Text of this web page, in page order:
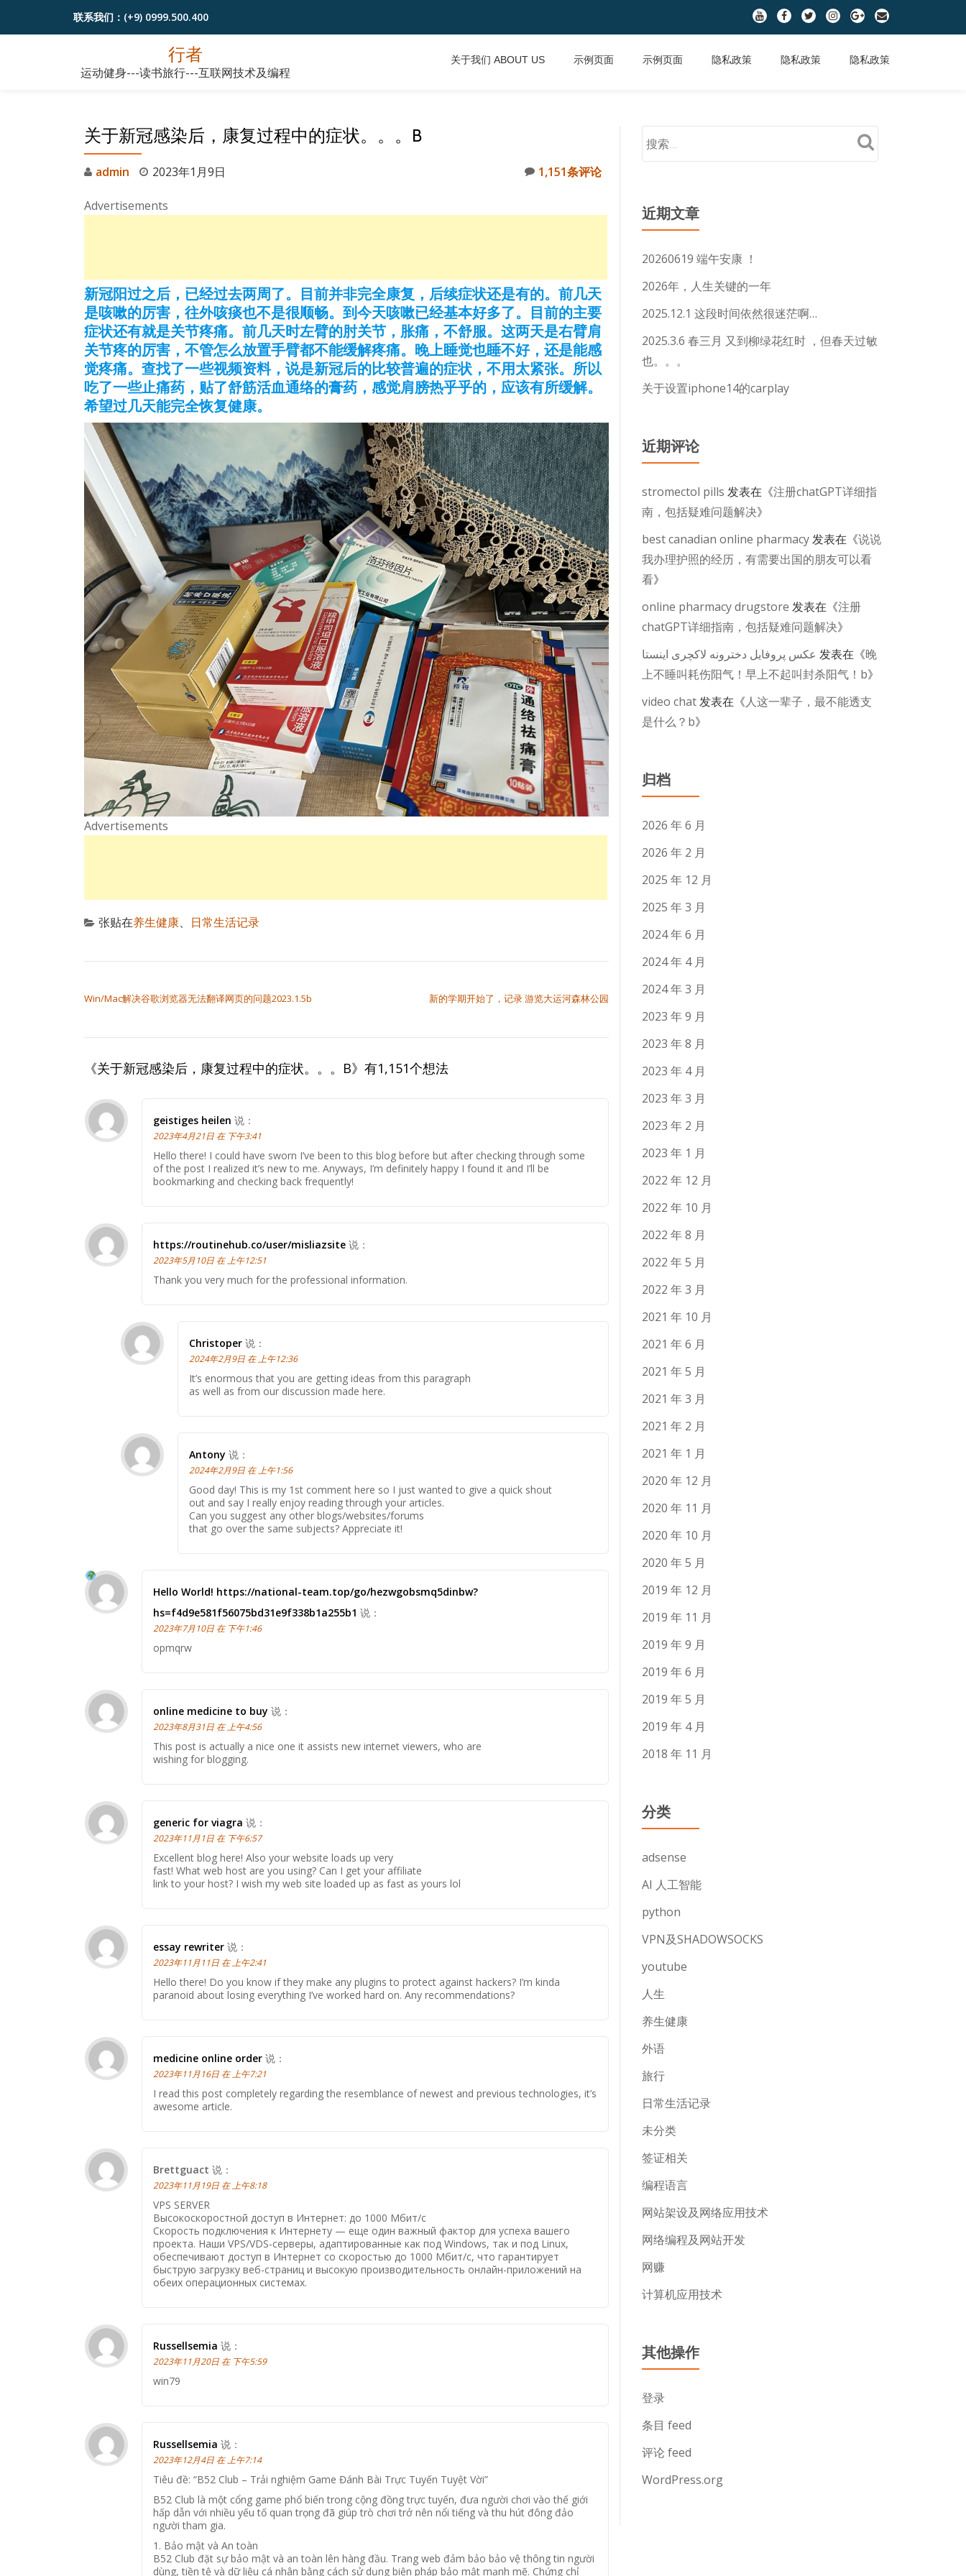
跳
联系我们： (+9) 0999.500.400
fa-
youtube
fa-
facebook
fa-
twitter
fa-
instagram
fa-
google-
plus
fa-
envelope
行者
运动健身---读书旅行---互联网技术及编程
关于我们 ABOUT US 示例页面 示例页面 隐私政策 隐私政策 隐私政策
关于新冠感染后，康复过程中的症状。。。B
admin 2023年1月9日 1,151条评论
Advertisements
新冠阳过之后，已经过去两周了。目前并非完全康复，后续症状还是有的。前几天
是咳嗽的厉害，往外咳痰也不是很顺畅。到今天咳嗽已经基本好多了。目前的主要
症状还有就是关节疼痛。前几天时左臂的肘关节，胀痛，不舒服。这两天是右臂肩
关节疼的厉害，不管怎么放置手臂都不能缓解疼痛。晚上睡觉也睡不好，还是能感
觉疼痛。查找了一些视频资料，说是新冠后的比较普遍的症状，不用太紧张。所以
吃了一些止痛药，贴了舒筋活血通络的膏药，感觉肩膀热乎乎的，应该有所缓解。
希望过几天能完全恢复健康。
Advertisements
张贴在养生健康、 日常生活记录
Win/Mac解决谷歌浏览器无法翻译网页的问题2023.1.5b 新的学期开始了，记录 游览大运河森林公园
《关于新冠感染后，康复过程中的症状。。。B》有1,151个想法
geistiges heilen 说：
2023年4月21日 在 下午3:41
Hello there! I could have sworn I’ve been to this blog before but after checking through some
of the post I realized it’s new to me. Anyways, I’m definitely happy I found it and I’ll be
bookmarking and checking back frequently!
https://routinehub.co/user/misliazsite 说：
2023年5月10日 在 上午12:51
Thank you very much for the professional information.
Christoper 说：
2024年2月9日 在 上午12:36
It’s enormous that you are getting ideas from this paragraph
as well as from our discussion made here.
Antony 说：
2024年2月9日 在 上午1:56
Good day! This is my 1st comment here so I just wanted to give a quick shout
out and say I really enjoy reading through your articles.
Can you suggest any other blogs/websites/forums
that go over the same subjects? Appreciate it!
Hello World! https://national-team.top/go/hezwgobsmq5dinbw?
hs=f4d9e581f56075bd31e9f338b1a255b1 说：
2023年7月10日 在 下午1:46
opmqrw
online medicine to buy 说：
2023年8月31日 在 上午4:56
This post is actually a nice one it assists new internet viewers, who are
wishing for blogging.
generic for viagra 说：
2023年11月1日 在 下午6:57
Excellent blog here! Also your website loads up very
fast! What web host are you using? Can I get your affiliate
link to your host? I wish my web site loaded up as fast as yours lol
essay rewriter 说：
2023年11月11日 在 上午2:41
Hello there! Do you know if they make any plugins to protect against hackers? I’m kinda
paranoid about losing everything I’ve worked hard on. Any recommendations?
medicine online order 说：
2023年11月16日 在 上午7:21
I read this post completely regarding the resemblance of newest and previous technologies, it’s
awesome article.
Brettguact 说：
2023年11月19日 在 上午8:18
VPS SERVER
Высокоскоростной доступ в Интернет: до 1000 Мбит/с
Скорость подключения к Интернету — еще один важный фактор для успеха вашего
проекта. Наши VPS/VDS-серверы, адаптированные как под Windows, так и под Linux,
обеспечивают доступ в Интернет со скоростью до 1000 Мбит/с, что гарантирует
быструю загрузку веб-страниц и высокую производительность онлайн-приложений на
обеих операционных системах.
Russellsemia 说：
2023年11月20日 在 下午5:59
win79
Russellsemia 说：
2023年12月4日 在 上午7:14
Tiêu đề: “B52 Club – Trải nghiệm Game Đánh Bài Trực Tuyến Tuyệt Vời”
B52 Club là một cổng game phổ biến trong cộng đồng trực tuyến, đưa người chơi vào thế giới
hấp dẫn với nhiều yếu tố quan trọng đã giúp trò chơi trở nên nổi tiếng và thu hút đông đảo
người tham gia.
1. Bảo mật và An toàn
B52 Club đặt sự bảo mật và an toàn lên hàng đầu. Trang web đảm bảo bảo vệ thông tin người
dùng, tiền tệ và dữ liệu cá nhân bằng cách sử dụng biện pháp bảo mật mạnh mẽ. Chứng chỉ
近期文章
20260619 端午安康 ！
2026年，人生关键的一年
2025.12.1 这段时间依然很迷茫啊…
2025.3.6 春三月 又到柳绿花红时 ，但春天过敏
也。。。
关于设置iphone14的carplay
近期评论
stromectol pills 发表在《注册chatGPT详细指
南，包括疑难问题解决》
best canadian online pharmacy发表在《说说
我办理护照的经历，有需要出国的朋友可以看
看》
online pharmacy drugstore 发表在《注册
chatGPT详细指南，包括疑难问题解决》
عکس پروفایل دخترونه لاکچری اینستا 发表在《晚
上不睡叫耗伤阳气！早上不起叫封杀阳气！b》
video chat发表在《人这一辈子，最不能透支
是什么？b》
归档
2026 年 6 月
2026 年 2 月
2025 年 12 月
2025 年 3 月
2024 年 6 月
2024 年 4 月
2024 年 3 月
2023 年 9 月
2023 年 8 月
2023 年 4 月
2023 年 3 月
2023 年 2 月
2023 年 1 月
2022 年 12 月
2022 年 10 月
2022 年 8 月
2022 年 5 月
2022 年 3 月
2021 年 10 月
2021 年 6 月
2021 年 5 月
2021 年 3 月
2021 年 2 月
2021 年 1 月
2020 年 12 月
2020 年 11 月
2020 年 10 月
2020 年 5 月
2019 年 12 月
2019 年 11 月
2019 年 9 月
2019 年 6 月
2019 年 5 月
2019 年 4 月
2018 年 11 月
分类
adsense
AI 人工智能
python
VPN及SHADOWSOCKS
youtube
人生
养生健康
外语
旅行
日常生活记录
未分类
签证相关
编程语言
网站架设及网络应用技术
网络编程及网站开发
网赚
计算机应用技术
其他操作
登录
条目 feed
评论 feed
WordPress.org